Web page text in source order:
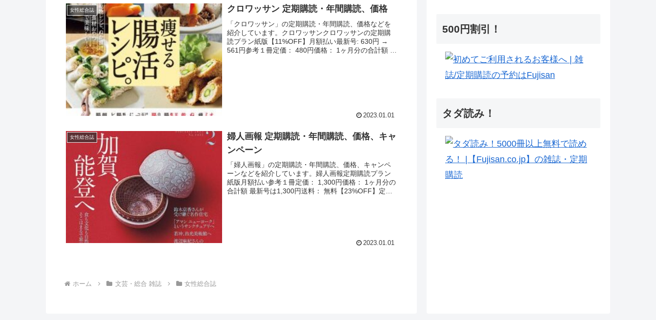
女性総合誌 クロワッサン 定期購読・年間購読、価格
「クロワッサン」の定期購読・年間購読、価格などを
紹介しています。クロワッサンクロワッサンの定期購
読プラン紙版【11%OFF】月額払い最新号: 630円 →
561円参考１冊定価： 480円価格： 1ヶ月分の合計額 最
2023.01.01
女性総合誌
婦人画報 定期購読・年間購読、価格、キャ
ンペーン
「婦人画報」の定期購読・年間購読、価格、キャンペ
ーンなどを紹介しています。婦人画報定期購読プラン
紙版月額払い参考１冊定価： 1,300円価格： 1ヶ月分の
合計額 最新号は1,300円送料： 無料【23%OFF】定期
2023.01.01
ホーム 文芸・総合 雑誌 女性総合誌
500円割引！
タダ読み！